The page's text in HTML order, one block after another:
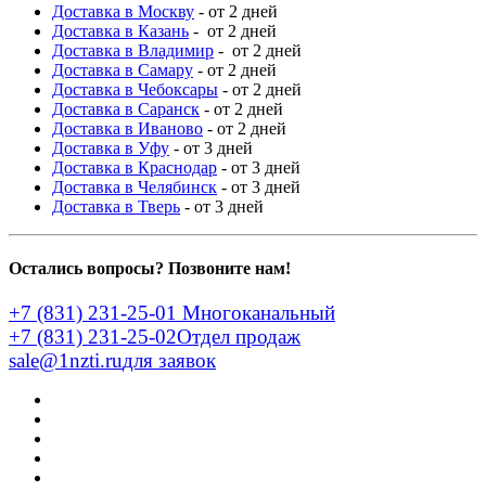
Доставка в Москву - от 2 дней
Доставка в Казань - от 2 дней
Доставка в Владимир - от 2 дней
Доставка в Самару - от 2 дней
Доставка в Чебоксары - от 2 дней
Доставка в Саранск - от 2 дней
Доставка в Иваново - от 2 дней
Доставка в Уфу - от 3 дней
Доставка в Краснодар - от 3 дней
Доставка в Челябинск - от 3 дней
Доставка в Тверь - от 3 дней
Остались вопросы? Позвоните нам!
+7 (831) 231-25-01 Многоканальный
+7 (831) 231-25-02Отдел продаж
sale@1nzti.ruдля заявок